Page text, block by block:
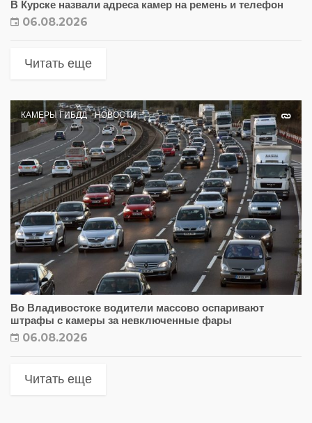
В Курске назвали адреса камер на ремень и телефон
06.08.2026
Читать еще
КАМЕРЫ ГИБДД НОВОСТИ
Во Владивостоке водители массово оспаривают
штрафы с камеры за невключенные фары
06.08.2026
Читать еще